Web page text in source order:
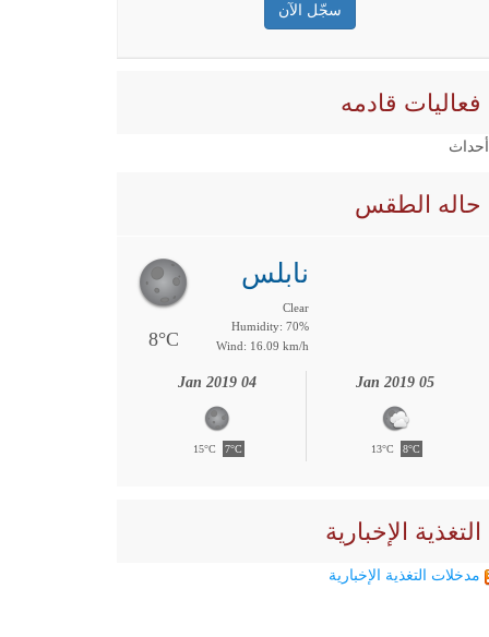
فعاليات قادمه
أحداث
حاله الطقس
8°C
نابلس
Clear
Humidity: 70%
Wind: 16.09 km/h
04 Jan 2019
15°C 7°C
05 Jan 2019
13°C 8°C
التغذية الإخبارية
مدخلات التغذية الإخبارية